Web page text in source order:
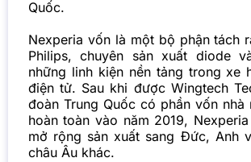
Quốc.
Nexperia vốn là một bộ phận tách
Philips, chuyên sản xuất diode
những linh kiện nền tảng trong xe
điện tử. Sau khi được Wingtech
đoàn Trung Quốc có phần vốn nhà
hoàn toàn vào năm 2019,
mở rộng sản xuất sang Đức, Anh
châu Âu khác.